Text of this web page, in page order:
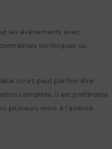
les événements avec
techniques ou
court peut parfois être
complète, il est préférable
plusieurs mois à l’avance.